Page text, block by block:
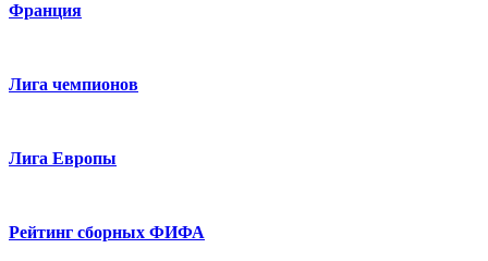
Франция
Лига чемпионов
Лига Европы
Рейтинг сборных ФИФА